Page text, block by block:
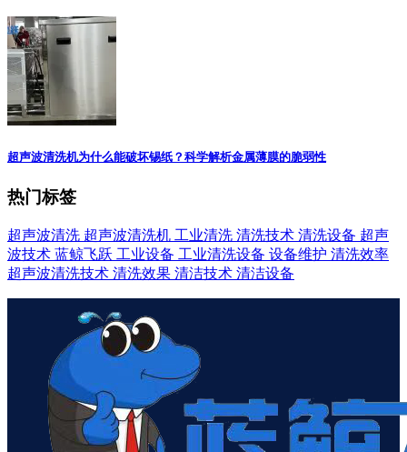
超声波清洗机为什么能破坏锡纸？科学解析金属薄膜的脆弱性
热门标签
超声波清洗 超声波清洗机 工业清洗 清洗技术 清洗设备 超声
波技术 蓝鲸飞跃 工业设备 工业清洗设备 设备维护 清洗效率
超声波清洗技术 清洗效果 清洁技术 清洁设备